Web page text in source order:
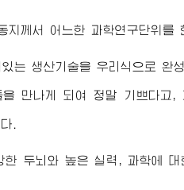
지 께서 어느한 과학연구단위를
는 생산기술을 우리식으로
만나게 되여 정말 기쁘다고,
.
한 두뇌와 높은 실력, 과학에